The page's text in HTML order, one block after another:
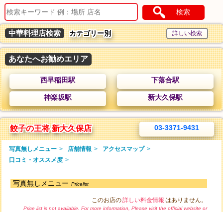
検索
中華料理店検索 カテゴリー別
あなたへお勧めエリア
西早稲田駅 下落合駅
神楽坂駅 新大久保駅
餃子の王将 新大久保店 03-3371-9431
写真無しメニュー > 店舗情報 > アクセスマップ >
口コミ・オススメ度 >
写真無しメニュー Pricelist
このお店の詳しい料金情報 はありません。
Price list is not available. For more information, Please visit the official website or